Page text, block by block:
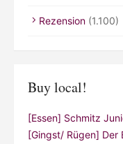
Rezension (1.100)
Buy local!
[Essen] Schmitz
[Gingst/ Rügen] Der